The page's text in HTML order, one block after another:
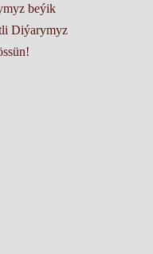
beýik
Diýarymyz